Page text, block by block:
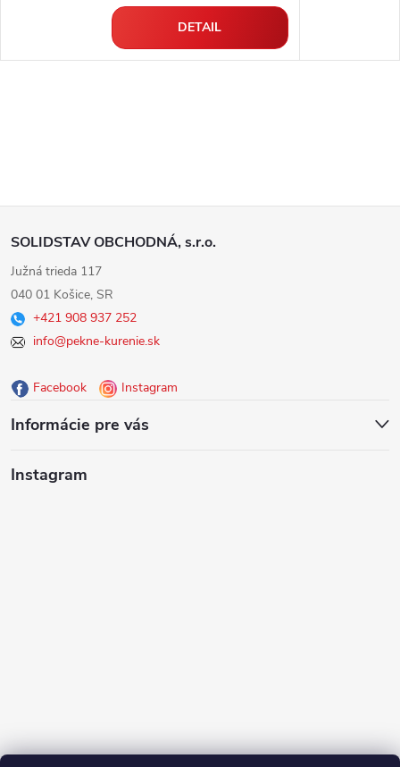
DETAIL
Z
á
p
ä
e
SOLIDSTAV OBCHODNÁ, s.r.o.
Južná trieda 117
040 01 Košice, SR
+421 908 937 252
info@pekne-kurenie.sk
Facebook Instagram
Informácie pre vás
Instagram